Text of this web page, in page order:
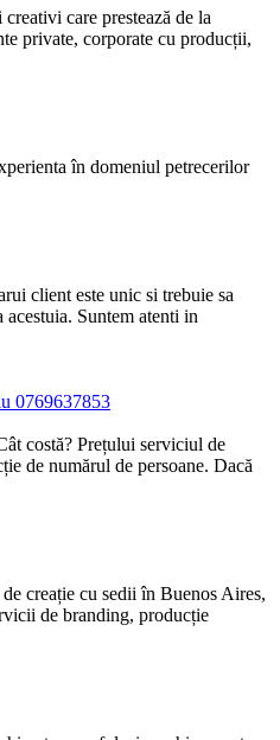
care prestează de la
private, corporate cu producții,
în domeniul petrecerilor
client este unic si trebuie sa
Suntem atenti in
costă? Prețului serviciul de
de numărul de persoane. Dacă
creație cu sedii în Buenos Aires,
de branding, producție